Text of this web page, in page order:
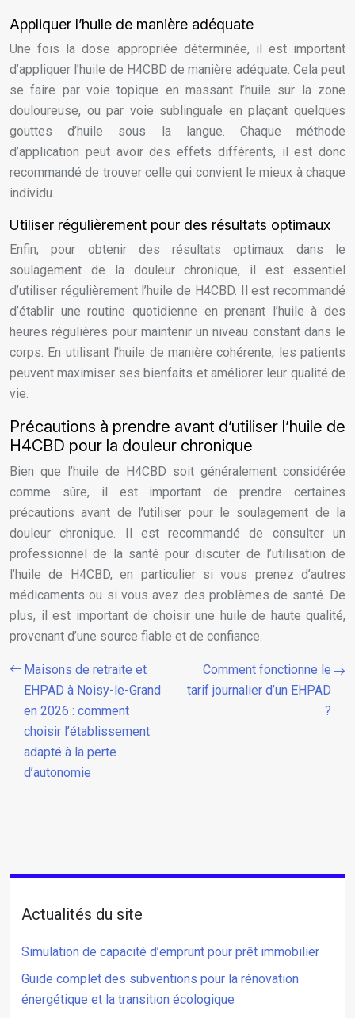
Appliquer l’huile de manière adéquate
Une fois la dose appropriée déterminée, il est important
d’appliquer l’huile de H4CBD de manière adéquate. Cela peut
se faire par voie topique en massant l’huile sur la zone
douloureuse, ou par voie sublinguale en plaçant quelques
gouttes d’huile sous la langue. Chaque méthode
d’application peut avoir des effets différents, il est donc
recommandé de trouver celle qui convient le mieux à chaque
individu.
Utiliser régulièrement pour des résultats optimaux
Enfin, pour obtenir des résultats optimaux dans le
soulagement de la douleur chronique, il est essentiel
d’utiliser régulièrement l’huile de H4CBD. Il est recommandé
d’établir une routine quotidienne en prenant l’huile à des
heures régulières pour maintenir un niveau constant dans le
corps. En utilisant l’huile de manière cohérente, les patients
peuvent maximiser ses bienfaits et améliorer leur qualité de
vie.
Précautions à prendre avant d’utiliser l’huile de
H4CBD pour la douleur chronique
Bien que l’huile de H4CBD soit généralement considérée
comme sûre, il est important de prendre certaines
précautions avant de l’utiliser pour le soulagement de la
douleur chronique. Il est recommandé de consulter un
professionnel de la santé pour discuter de l’utilisation de
l’huile de H4CBD, en particulier si vous prenez d’autres
médicaments ou si vous avez des problèmes de santé. De
plus, il est important de choisir une huile de haute qualité,
provenant d’une source fiable et de confiance.
Maisons de retraite et
EHPAD à Noisy-le-Grand
en 2026 : comment
choisir l’établissement
adapté à la perte
d’autonomie
Comment fonctionne le
tarif journalier d’un EHPAD
?
Actualités du site
Simulation de capacité d’emprunt pour prêt immobilier
Guide complet des subventions pour la rénovation
énergétique et la transition écologique